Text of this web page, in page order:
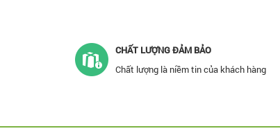
CHẤT LƯỢNG ĐẢM BẢO
Chất lượng là niềm tin của khách hàng